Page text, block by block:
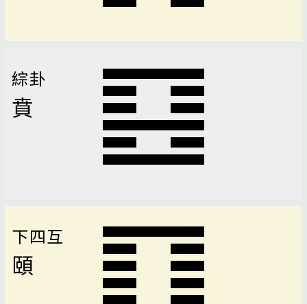
綜卦
賁
下四互
頤